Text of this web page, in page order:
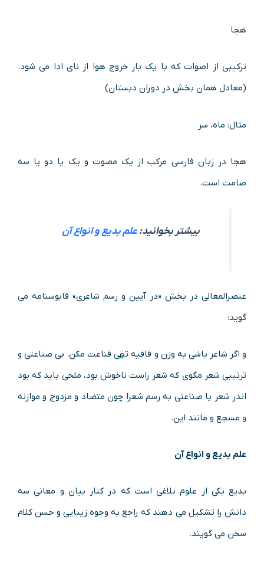
هجا
ترکیبی از اصوات که با یک بار خروج هوا از نای ادا می شود.
(معادل همان بخش در دوران دبستان)
مثال: ماه، سر
هجا در زبان فارسی مرکب از یک مصوت و یک یا دو یا سه
صامت است.
بیشتر بخوانید:علم بدیع و انواع آن
عنصرالمعالی در بخش «در آیین و رسم شاعری» قابوسنامه می
گوید:
و اگر شاعر باشی به وزن و قافیه تهی قناعت مکن. بی صناعتی و
ترتیبی شعر مگوی که شعر راست ناخوش بود، ملحی باید که بود
اندر شعر یا صناعتی به رسم شعرا چون متضاد و مزدوج و موازنه
و مسجع و مانند این.
علم بدیع و انواع آن
بدیع یکی از علوم بلاغی است که در کنار بیان و معانی سه
دانش را تشکیل می دهند که راجع به وجوه زیبایی و حسن کلام
سخن می گویند.